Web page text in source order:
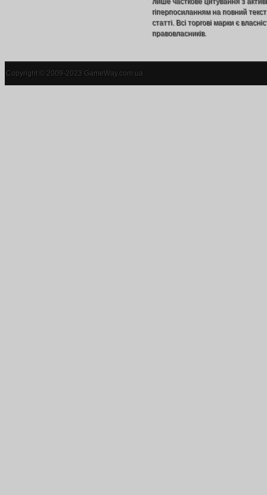
гіперпосиланням на повний текст
статті. Всі торгові марки є
правовласників.
Copyright © 2009-2023 GameWay.com.ua